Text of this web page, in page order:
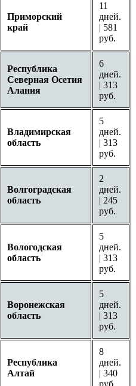
Приморский
край
11
дней.
| 581
руб.
Республика
Северная Осетия
Алания
6
дней.
| 313
руб.
Владимирская
область
5
дней.
| 313
руб.
Волгоградская
область
2
дней.
| 245
руб.
Вологодская
область
5
дней.
| 313
руб.
Воронежская
область
5
дней.
| 313
руб.
Республика
Алтай
8
дней.
| 340